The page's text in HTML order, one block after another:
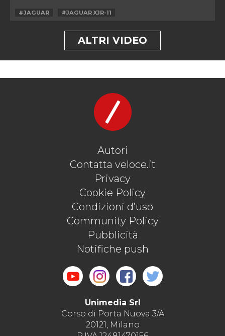
#JAGUAR #JAGUAR XJR-11
ALTRI VIDEO
Autori
Contatta veloce.it
Privacy
Cookie Policy
Condizioni d’uso
Community Policy
Pubblicità
Notifiche push
Unimedia Srl
Corso di Porta Nuova 3/A
20121, Milano